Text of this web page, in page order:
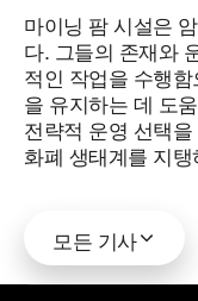
마이닝 팜 시설은
다. 그들의 존재와
적인 작업을 수행
을 유지하는 데 도
전략적 운영 선택
화폐 생태계를 지
모든 기사